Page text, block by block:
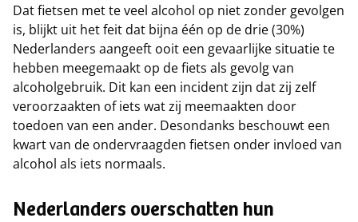
Dat fietsen met te veel alcohol op niet zonder gevolgen
is, blijkt uit het feit dat bijna één op de drie (30%)
Nederlanders aangeeft ooit een gevaarlijke situatie te
hebben meegemaakt op de fiets als gevolg van
alcoholgebruik. Dit kan een incident zijn dat zij zelf
veroorzaakten of iets wat zij meemaakten door
toedoen van een ander. Desondanks beschouwt een
kwart van de ondervraagden fietsen onder invloed van
alcohol als iets normaals.
Nederlanders overschatten hun